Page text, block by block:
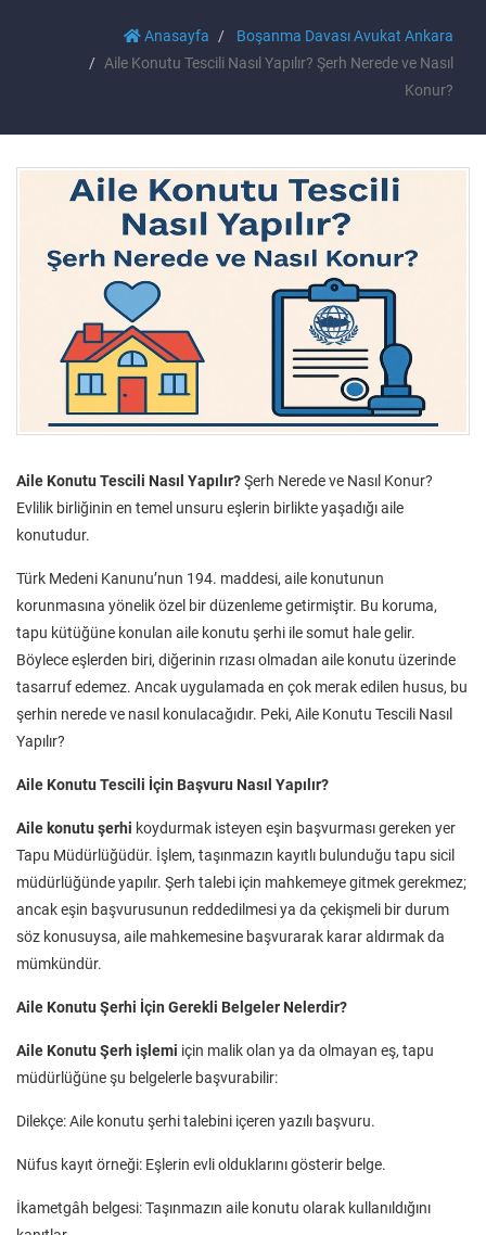
Anasayfa
Boşanma Davası Avukat Ankara
Aile Konutu Tescili Nasıl Yapılır? Şerh Nerede ve Nasıl
Konur?
Aile Konutu Tescili Nasıl Yapılır?Şerh Nerede ve Nasıl Konur?
Evlilik birliğinin en temel unsuru eşlerin birlikte yaşadığı aile
konutudur.
Türk Medeni Kanunu’nun 194. maddesi, aile konutunun
korunmasına yönelik özel bir düzenleme getirmiştir. Bu koruma,
tapu kütüğüne konulan aile konutu şerhi ile somut hale gelir.
Böylece eşlerden biri, diğerinin rızası olmadan aile konutu üzerinde
tasarruf edemez. Ancak uygulamada en çok merak edilen husus, bu
şerhin nerede ve nasıl konulacağıdır. Peki, Aile Konutu Tescili Nasıl
Yapılır?
Aile Konutu Tescili İçin Başvuru Nasıl Yapılır?
Aile konutu şerhi koydurmak isteyen eşin başvurması gereken yer
Tapu Müdürlüğüdür. İşlem, taşınmazın kayıtlı bulunduğu tapu sicil
müdürlüğünde yapılır. Şerh talebi için mahkemeye gitmek gerekmez;
ancak eşin başvurusunun reddedilmesi ya da çekişmeli bir durum
söz konusuysa, aile mahkemesine başvurarak karar aldırmak da
mümkündür.
Aile Konutu Şerhi İçin Gerekli Belgeler Nelerdir?
Aile Konutu Şerh işlemi için malik olan ya da olmayan eş, tapu
müdürlüğüne şu belgelerle başvurabilir:
Dilekçe: Aile konutu şerhi talebini içeren yazılı başvuru.
Nüfus kayıt örneği: Eşlerin evli olduklarını gösterir belge.
İkametgâh belgesi: Taşınmazın aile konutu olarak kullanıldığını